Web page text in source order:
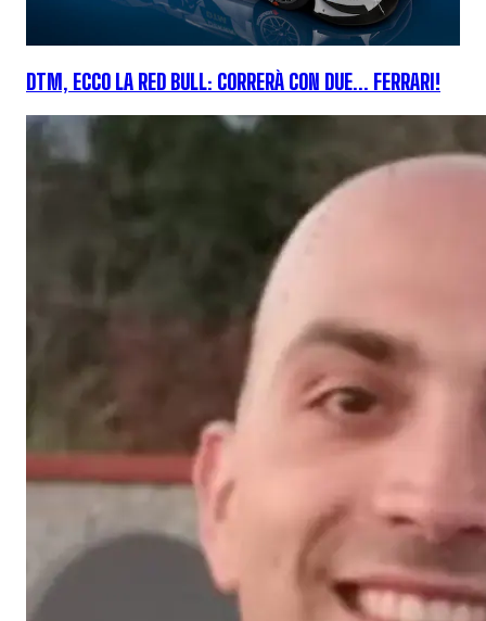
DTM, ECCO LA RED BULL: CORRERÀ CON DUE... FERRARI!